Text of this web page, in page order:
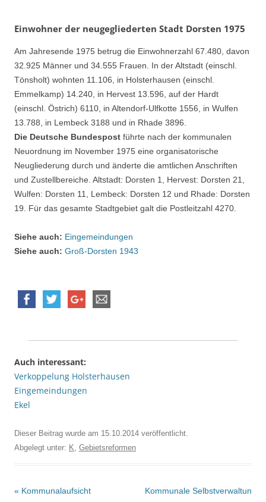
Einwohner der neugegliederten Stadt Dorsten 1975
Am Jahresende 1975 betrug die Einwohnerzahl 67.480, davon
32.925 Männer und 34.555 Frauen. In der Altstadt (einschl.
Tönsholt) wohnten 11.106, in Holsterhausen (einschl.
Emmelkamp) 14.240, in Hervest 13.596, auf der Hardt
(einschl. Östrich) 6110, in Altendorf-Ulfkotte 1556, in Wulfen
13.788, in Lembeck 3188 und in Rhade 3896.
Die Deutsche Bundespost führte nach der kommunalen
Neuordnung im November 1975 eine organisatorische
Neugliederung durch und änderte die amtlichen Anschriften
und Zustellbereiche. Altstadt: Dorsten 1, Hervest: Dorsten 21,
Wulfen: Dorsten 11, Lembeck: Dorsten 12 und Rhade: Dorsten
19. Für das gesamte Stadtgebiet galt die Postleitzahl 4270.
Siehe auch: Eingemeindungen
Siehe auch: Groß-Dorsten 1943
Auch interessant:
Verkoppelung Holsterhausen
Eingemeindungen
Ekel
Dieser Beitrag wurde am 15.10.2014 veröffentlicht.
Abgelegt unter: K, Gebietsreformen
Beitrags-
« Kommunalaufsicht
Kommunale Selbstverwaltun